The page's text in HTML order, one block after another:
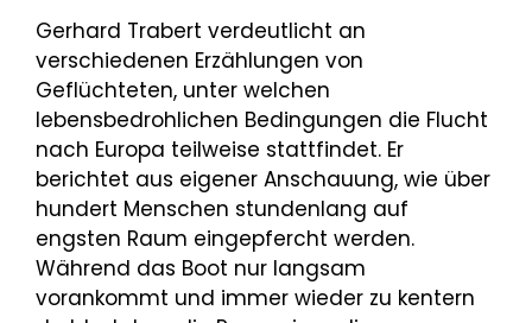
Gerhard Trabert verdeutlicht an
verschiedenen Erzählungen von
Geflüchteten, unter welchen
lebensbedrohlichen Bedingungen die Flucht
nach Europa teilweise stattfindet. Er
berichtet aus eigener Anschauung, wie über
hundert Menschen stundenlang auf
engsten Raum eingepfercht werden.
Während das Boot nur langsam
vorankommt und immer wieder zu kentern